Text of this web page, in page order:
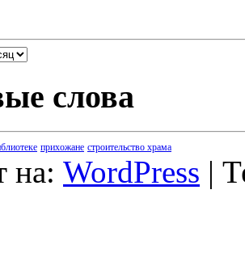
слова
прихожане строительство храма
на: WordPress |